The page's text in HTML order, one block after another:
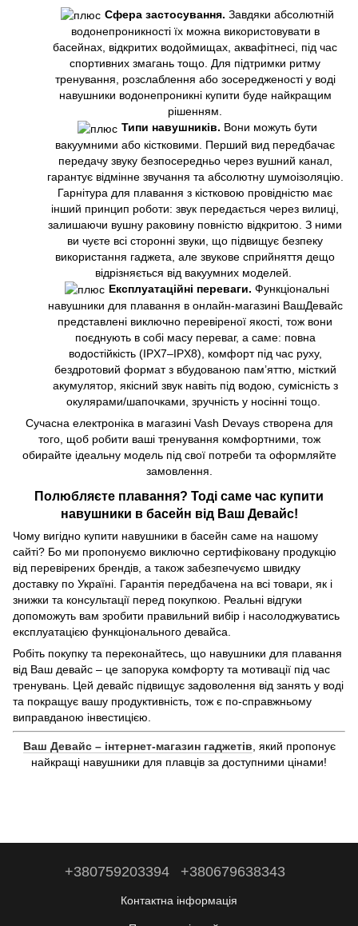
Сфера застосування. Завдяки абсолютній
водонепроникності їх можна використовувати в
басейнах, відкритих водоймищах, аквафітнесі, під час
спортивних змагань тощо. Для підтримки ритму
тренування, розслаблення або зосередженості у воді
навушники водонепроникні купити буде найкращим
рішенням.
Типи навушників. Вони можуть бути
вакуумними або кістковими. Перший вид передбачає
передачу звуку безпосередньо через вушний канал,
гарантує відмінне звучання та абсолютну шумоізоляцію.
Гарнітура для плавання з кістковою провідністю має
інший принцип роботи: звук передається через вилиці,
залишаючи вушну раковину повністю відкритою. З ними
ви чуєте всі сторонні звуки, що підвищує безпеку
використання гаджета, але звукове сприйняття дещо
відрізняється від вакуумних моделей.
Експлуатаційні переваги. Функціональні
навушники для плавання в онлайн-магазині ВашДевайс
представлені виключно перевіреної якості, тож вони
поєднують в собі масу переваг, а саме: повна
водостійкість (IPX7–IPX8), комфорт під час руху,
бездротовий формат з вбудованою пам’яттю, місткий
акумулятор, якісний звук навіть під водою, сумісність з
окулярами/шапочками, зручність у носінні тощо.
Сучасна електроніка в магазині Vash Devays створена для
того, щоб робити ваші тренування комфортними, тож
обирайте ідеальну модель під свої потреби та оформляйте
замовлення.
Полюбляєте плавання? Тоді саме час купити
навушники в басейн від Ваш Девайс!
Чому вигідно купити навушники в басейн саме на нашому
сайті? Бо ми пропонуємо виключно сертифіковану продукцію
від перевірених брендів, а також забезпечуємо швидку
доставку по Україні. Гарантія передбачена на всі товари, як і
знижки та консультації перед покупкою. Реальні відгуки
допоможуть вам зробити правильний вибір і насолоджуватись
експлуатацією функціонального девайса.
Робіть покупку та переконайтесь, що навушники для плавання
від Ваш девайс – це запорука комфорту та мотивації під час
тренувань. Цей девайс підвищує задоволення від занять у воді
та покращує вашу продуктивність, тож є по-справжньому
виправданою інвестицією.
Ваш Девайс – інтернет-магазин гаджетів , який пропонує
найкращі навушники для плавців за доступними цінами!
+380759203394 +380679638343
Контактна інформація